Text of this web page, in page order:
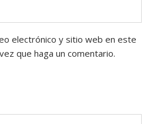
electrónico y sitio web en este
que haga un comentario.